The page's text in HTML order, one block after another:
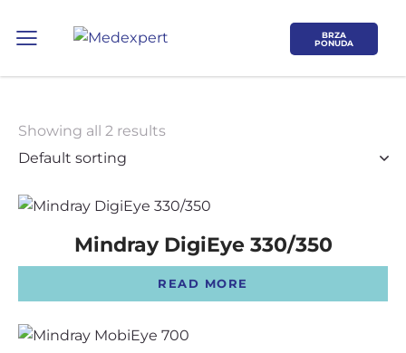
BRZA
PONUDA
Showing all 2 results
Mindray DigiEye 330/350
READ MORE
Koje područje opreme Vas zanima?
DR.